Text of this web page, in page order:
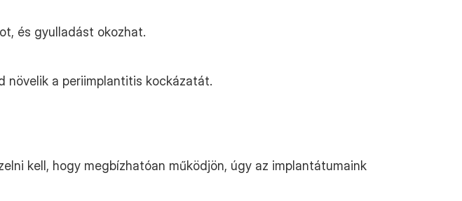
és gyulladást okozhat.
növelik a periimplantitis kockázatát.
kell, hogy megbízhatóan működjön, úgy az implantátumaink